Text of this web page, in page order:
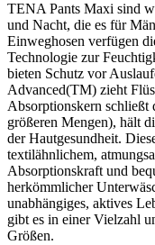
TENA Pants Maxi sind
und Nacht, die es für
Einweghosen verfügen
Technologie zur
bieten Schutz vor
Advanced(TM) zieht
Absorptionskern schließt
größeren Mengen), hält
der Hautgesundheit.
textilähnlichem,
Absorptionskraft und
herkömmlicher
unabhängiges, aktives
gibt es in einer Vielzahl
Größen.